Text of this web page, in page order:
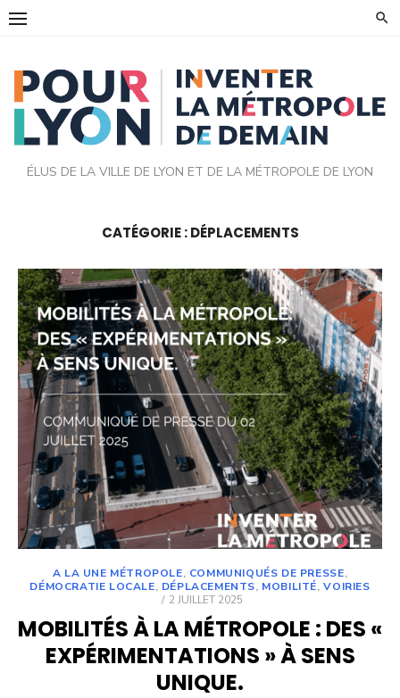
Skip
ÉLUS DE LA VILLE DE LYON ET DE LA MÉTROPOLE DE LYON
CATÉGORIE :DÉPLACEMENTS
A LA UNE MÉTROPOLE, COMMUNIQUÉS DE PRESSE,
DÉMOCRATIE LOCALE, DÉPLACEMENTS, MOBILITÉ,VOIRIES
POSTED
2 JUILLET 2025
MOBILITÉS À LA MÉTROPOLE : DES «
EXPÉRIMENTATIONS » À SENS
UNIQUE.